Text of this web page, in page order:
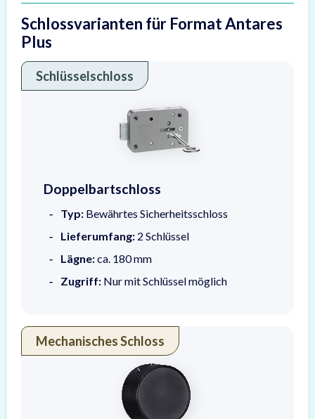
Schlossvarianten für Format Antares
Plus
Schlüsselschloss
Doppelbartschloss
Doppelbartschloss
Typ: Bewährtes Sicherheitsschloss
Lieferumfang: 2 Schlüssel
Lägne:ca. 180 mm
Zugriff: Nur mit Schlüssel möglich
Mechanisches Schloss